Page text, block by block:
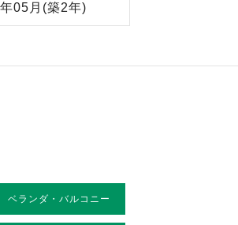
05月 (築2年)
ベランダ・バルコニー